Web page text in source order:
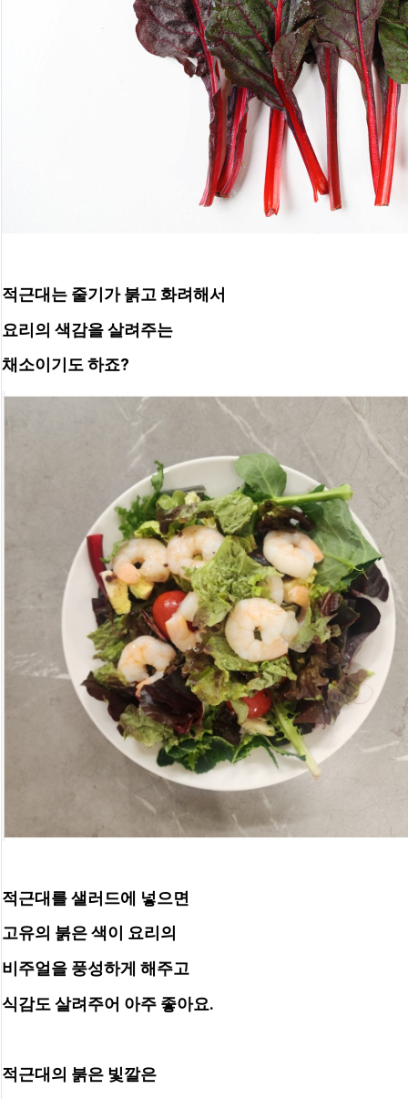
적근대는 줄기가 붉고 화려해서
요리의 색감을 살려주는
채소이기도 하죠?
적근대를 샐러드에 넣으면
고유의 붉은 색이 요리의
비주얼을 풍성하게 해주고
식감도 살려주어 아주 좋아요.
적근대의 붉은 빛깔은